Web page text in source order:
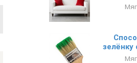
зелёнку